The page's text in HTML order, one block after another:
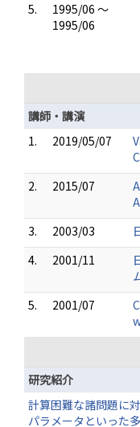
5.
1995/06 ～
1995/06
講師・講演
1.
2019/05/07
2.
2015/07
3.
2003/03
4.
2001/11
5.
2001/07
研究紹介
計算困難な諸問題に
パラメータといった